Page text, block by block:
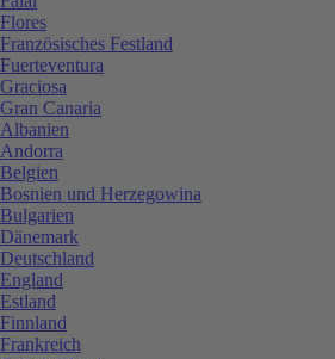
Flores
Französisches Festland
Fuerteventura
Graciosa
Gran Canaria
Albanien
Andorra
Belgien
Bosnien und Herzegowina
Bulgarien
Dänemark
Deutschland
England
Estland
Finnland
Frankreich